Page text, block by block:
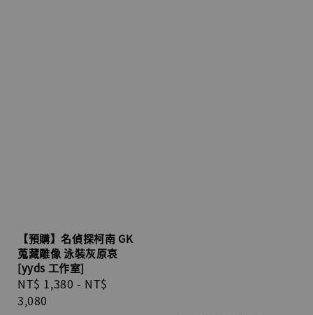
【預購】名偵探柯南 GK
蒐藏雕像 泳裝灰原哀
[yyds 工作室]
Regular
price
NT$ 1,380 - NT$
3,080